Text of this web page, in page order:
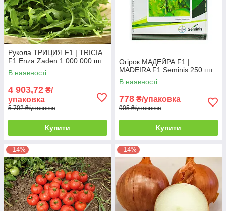
Рукола ТРИЦИЯ F1 | TRICIA
F1 Enza Zaden 1 000 000 шт
В наявності
4 903,72 ₴/
упаковка
5 702 ₴/упаковка
Купити
Огірок МАДЕЙРА F1 |
MADEIRA F1 Seminis 250 шт
В наявності
778 ₴/упаковка
905 ₴/упаковка
Купити
–14% –14%